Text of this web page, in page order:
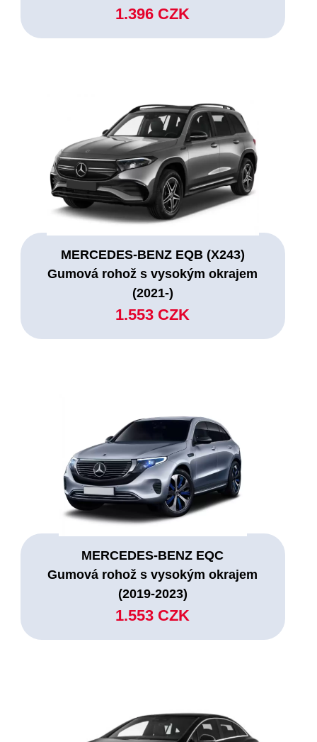
1.396 CZK
MERCEDES-BENZ EQB (X243)
Gumová rohož s vysokým okrajem
(2021-)
1.553 CZK
MERCEDES-BENZ EQC
Gumová rohož s vysokým okrajem
(2019-2023)
1.553 CZK